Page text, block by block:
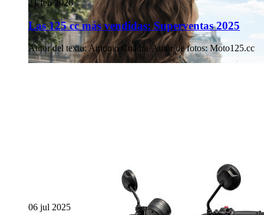
21 feb 2026
Las 125 cc más vendidas: Superventas 2025
Autor del texto:Antonio Cuadra·Autor de fotos: Moto125.cc
06 jul 2025